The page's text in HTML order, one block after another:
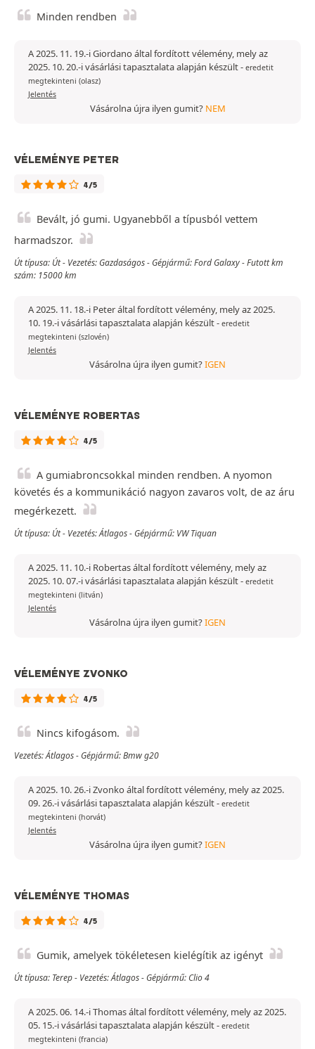
Minden rendben
A 2025. 11. 19.-i Giordano által fordított vélemény, mely az
2025. 10. 20.-i vásárlási tapasztalata alapján készült- eredetit
megtekinteni (olasz)
Jelentés
Vásárolna újra ilyen gumit? NEM
VÉLEMÉNYE PETER
4/5
Bevált, jó gumi. Ugyanebből a típusból vettem
harmadszor.
Út típusa: Út - Vezetés: Gazdaságos - Gépjármű: Ford Galaxy - Futott km
szám: 15000 km
A 2025. 11. 18.-i Peter által fordított vélemény, mely az 2025.
10. 19.-i vásárlási tapasztalata alapján készült- eredetit
megtekinteni (szlovén)
Jelentés
Vásárolna újra ilyen gumit?IGEN
VÉLEMÉNYE ROBERTAS
4/5
A gumiabroncsokkal minden rendben. A nyomon
követés és a kommunikáció nagyon zavaros volt, de az áru
megérkezett.
Út típusa: Út - Vezetés: Átlagos - Gépjármű: VW Tiquan
A 2025. 11. 10.-i Robertas által fordított vélemény, mely az
2025. 10. 07.-i vásárlási tapasztalata alapján készült- eredetit
megtekinteni (litván)
Jelentés
Vásárolna újra ilyen gumit?IGEN
VÉLEMÉNYE ZVONKO
4/5
Nincs kifogásom.
Vezetés: Átlagos - Gépjármű: Bmw g20
A 2025. 10. 26.-i Zvonko által fordított vélemény, mely az 2025.
09. 26.-i vásárlási tapasztalata alapján készült- eredetit
megtekinteni (horvát)
Jelentés
Vásárolna újra ilyen gumit?IGEN
VÉLEMÉNYE THOMAS
4/5
Gumik, amelyek tökéletesen kielégítik az igényt
Út típusa: Terep - Vezetés: Átlagos - Gépjármű: Clio 4
A 2025. 06. 14.-i Thomas által fordított vélemény, mely az 2025.
05. 15.-i vásárlási tapasztalata alapján készült- eredetit
megtekinteni (francia)